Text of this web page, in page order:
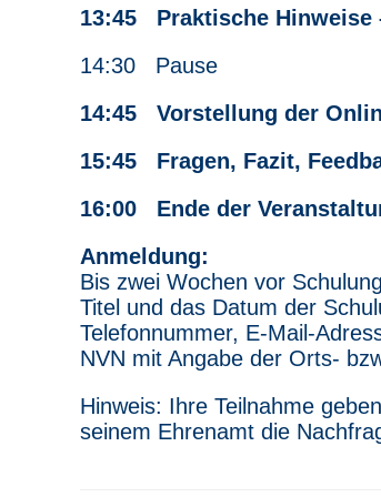
13:45 Praktische Hinweise
14:30 Pause
14:45 Vorstellung der
15:45 Fragen, Fazit,
16:00 Ende der
Anmeldung:
Bis zwei Wochen vor
Titel und das Datum der
Telefonnummer, E-Mail-
NVN mit Angabe der Orts-
Hinweis: Ihre Teilnahme
seinem Ehrenamt die